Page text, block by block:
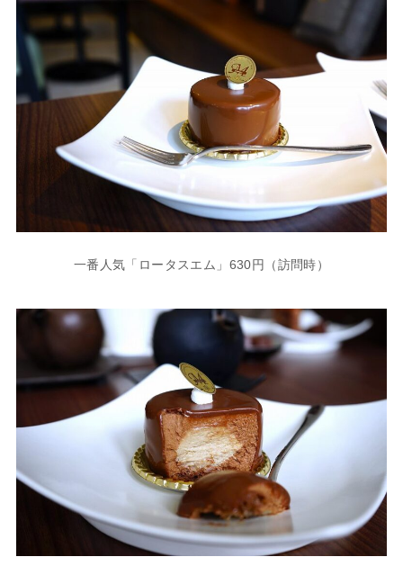
一番人気「ロータスエム」630円（訪問時）